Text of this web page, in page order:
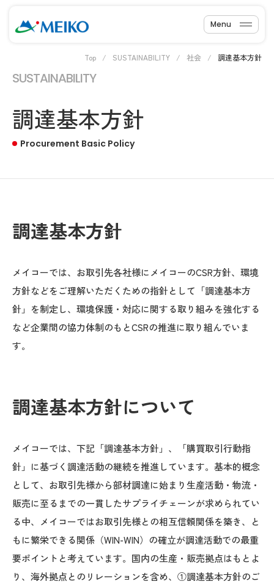
Menu
SUSTAINABILITY
調達基本方針
Procurement Basic Policy
Top SUSTAINABILITY 社会 調達基本方針
調達基本方針
メイコーでは、お取引先各社様にメイコーのCSR方針、環境
方針などをご理解いただくための指針として「調達基本方
針」を制定し、環境保護・対応に関する取り組みを強化する
など企業間の協力体制のもとCSRの推進に取り組んでいま
す。
調達基本方針について
メイコーでは、下記「調達基本方針」、「購買取引行動指
針」に基づく調達活動の継続を推進しています。基本的概念
として、お取引先様から部材調達に始まり生産活動・物流・
販売に至るまでの一貫したサプライチェーンが求められてい
る中、メイコーではお取引先様との相互信頼関係を築き、と
もに繁栄できる関係（WIN-WIN）の確立が調達活動での最重
要ポイントと考えています。国内の生産・販売拠点はもとよ
り、海外拠点とのリレーションを含め、①調達基本方針のご